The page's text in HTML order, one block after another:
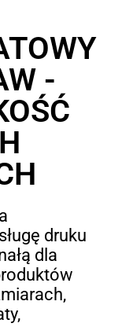
-
druku
dla